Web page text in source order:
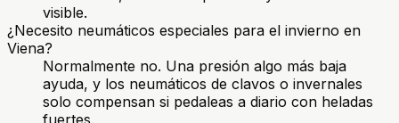
visible.
¿Necesito neumáticos especiales para el invierno en
Viena?
Normalmente no. Una presión algo más baja
ayuda, y los neumáticos de clavos o invernales
solo compensan si pedaleas a diario con heladas